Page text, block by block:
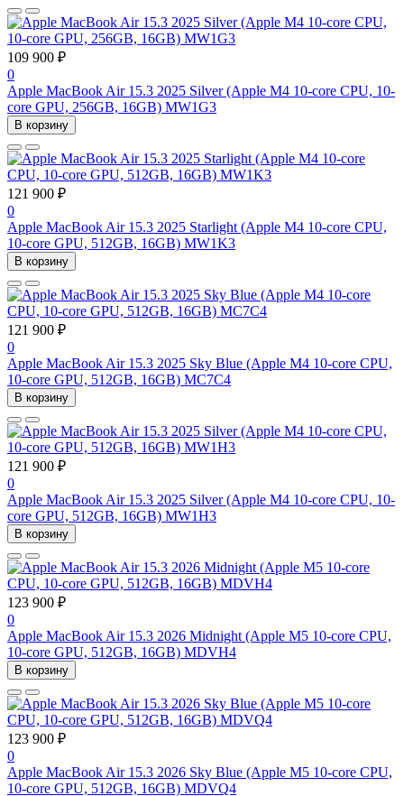
109 900 ₽
0
Apple MacBook Air 15.3 2025 Silver (Apple M4 10-core CPU, 10-
core GPU, 256GB, 16GB) MW1G3
В корзину
121 900 ₽
0
Apple MacBook Air 15.3 2025 Starlight (Apple M4 10-core CPU,
10-core GPU, 512GB, 16GB) MW1K3
В корзину
121 900 ₽
0
Apple MacBook Air 15.3 2025 Sky Blue (Apple M4 10-core CPU,
10-core GPU, 512GB, 16GB) MC7C4
В корзину
121 900 ₽
0
Apple MacBook Air 15.3 2025 Silver (Apple M4 10-core CPU, 10-
core GPU, 512GB, 16GB) MW1H3
В корзину
123 900 ₽
0
Apple MacBook Air 15.3 2026 Midnight (Apple M5 10-core CPU,
10-core GPU, 512GB, 16GB) MDVH4
В корзину
123 900 ₽
0
Apple MacBook Air 15.3 2026 Sky Blue (Apple M5 10-core CPU,
10-core GPU, 512GB, 16GB) MDVQ4